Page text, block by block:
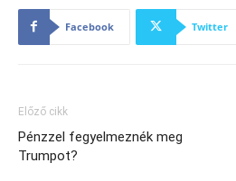
Facebook Twitter
Előző cikk
Pénzzel fegyelmeznék meg
Trumpot?